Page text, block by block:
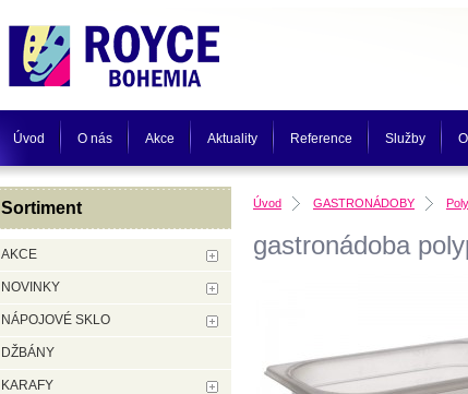
Úvod O nás Akce Aktuality Reference Služby
Úvod GASTRONÁDOBY
gastronádoba
Sortiment
AKCE
NOVINKY
NÁPOJOVÉ SKLO
DŽBÁNY
KARAFY